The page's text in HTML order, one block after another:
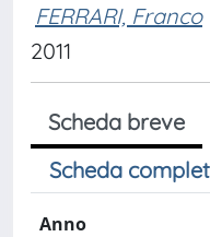
FERRARI, Franco
2011
Scheda breve
Scheda
Anno